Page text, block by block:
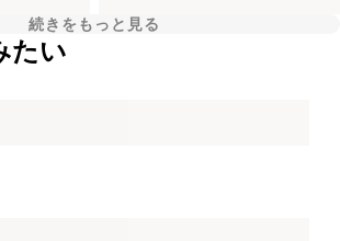
続きをもっと見る
たい